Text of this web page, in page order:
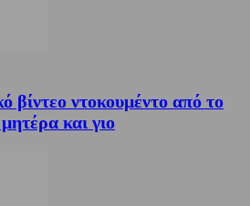
βίντεο ντοκουμέντο από το
και γιο